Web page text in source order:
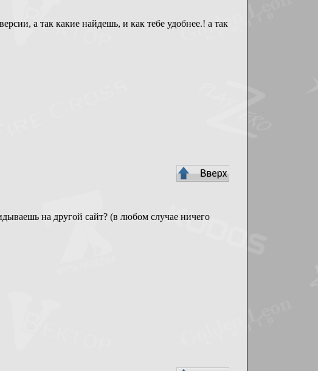
а так какие найдешь, и как тебе удобнее.! а так
на другой сайт? (в любом случае ничего